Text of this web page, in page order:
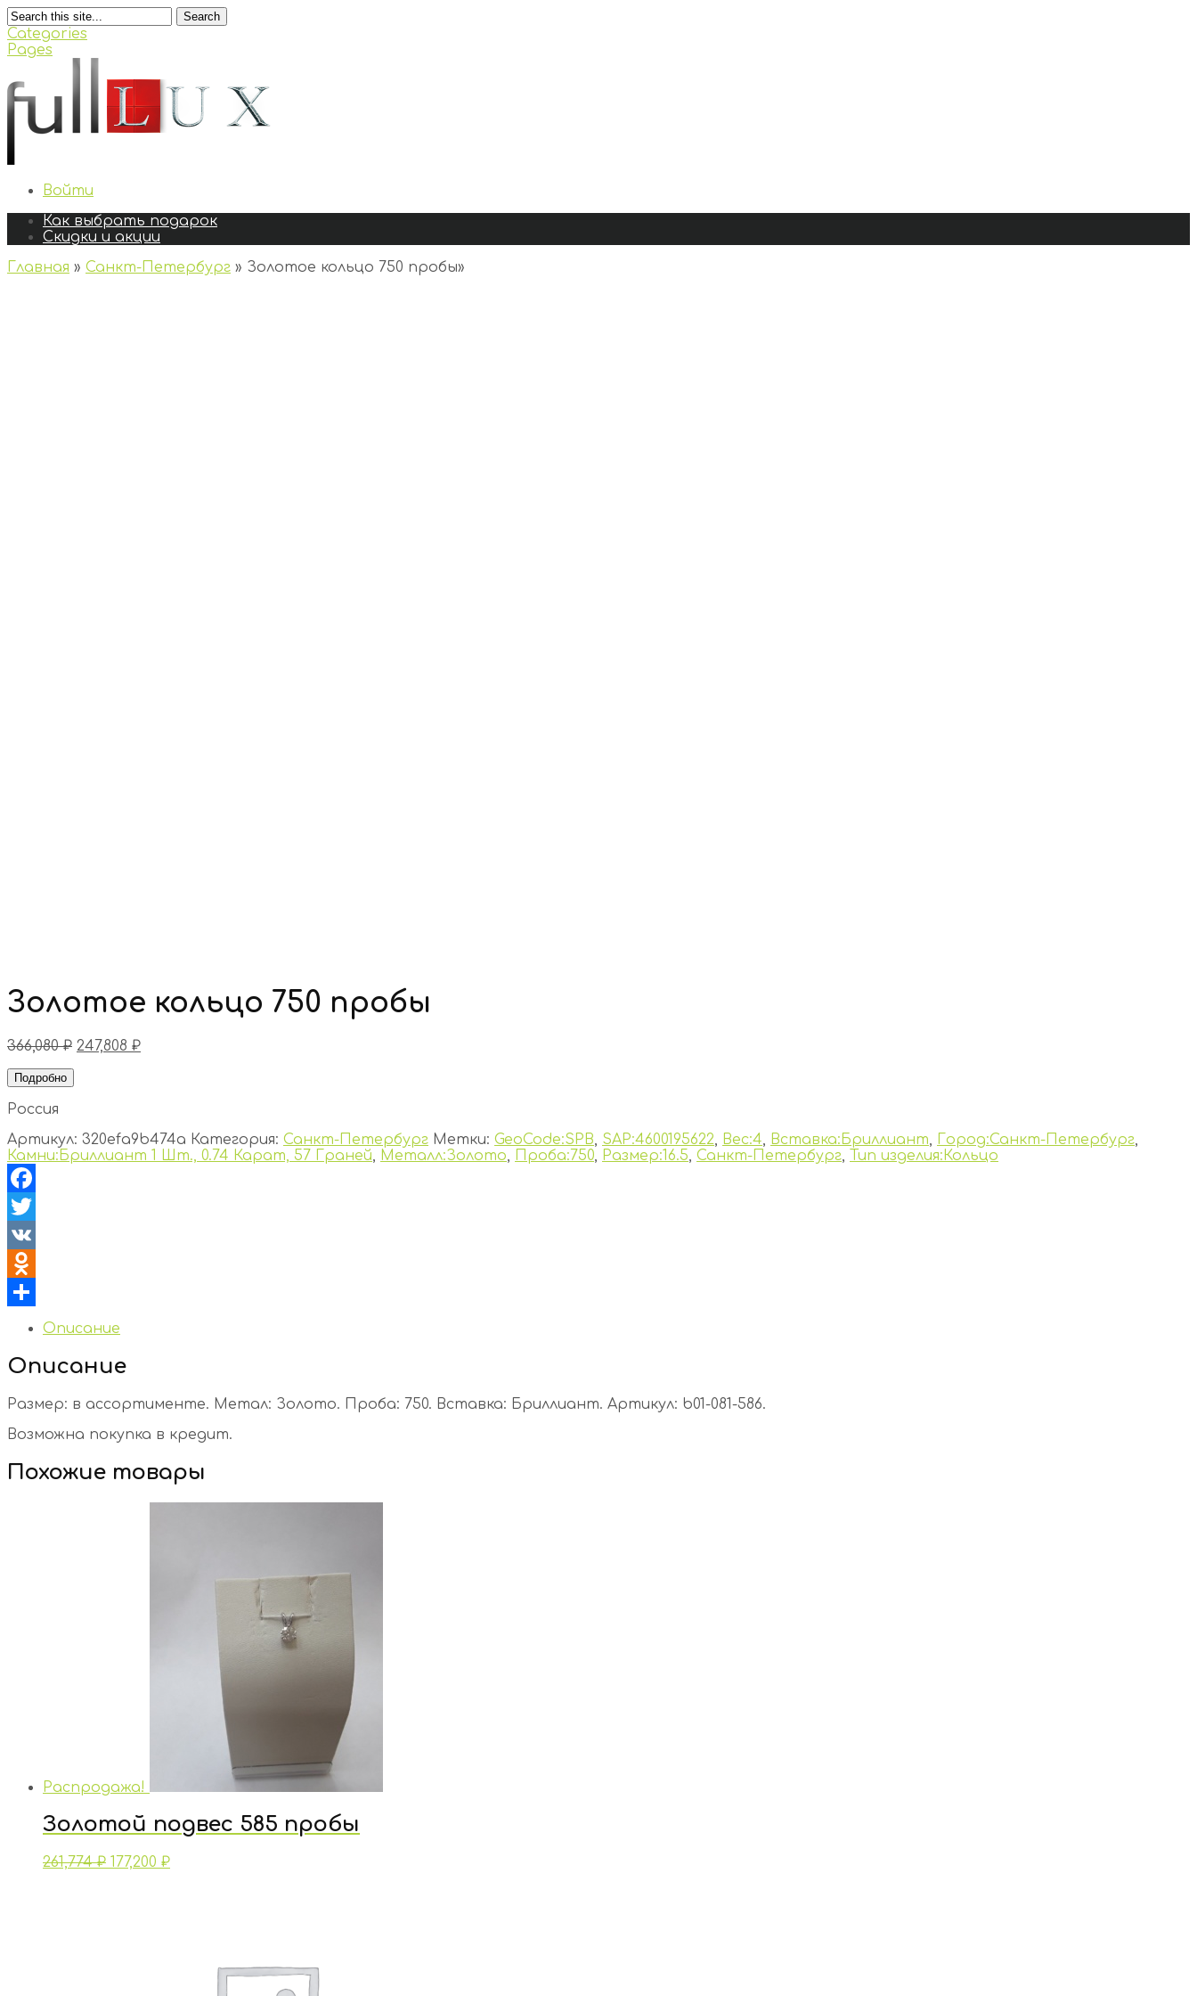
Search
Categories
Pages
Войти
Как выбрать подарок
Скидки и акции
Главная » Санкт-Петербург » Золотое кольцо 750 пробы»
Золотое кольцо 750 пробы
366,080₽ 247,808 ₽
Подробно
Россия
Артикул: 320efa9b474a Категория: Санкт-Петербург Метки: GeoCode:SPB, SAP:4600195622, Вес:4, Вставка:Бриллиант, Город:Санкт-Петербург,
Камни:Бриллиант 1 Шт., 0.74 Карат, 57 Граней, Металл:Золото, Проба:750, Размер:16.5, Санкт-Петербург, Тип изделия:Кольцо
Facebook
Twitter
VK
Odnoklassniki
Отправить
Описание
Описание
Размер: в ассортименте. Метал: Золото. Проба: 750. Вставка: Бриллиант. Артикул: b01-081-586.
Возможна покупка в кредит.
Похожие товары
Распродажа!
Золотой подвес 585 пробы
261,774₽ 177,200 ₽